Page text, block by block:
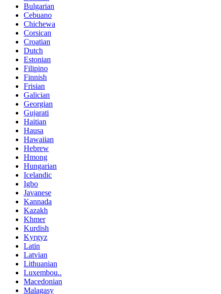
Bulgarian
Cebuano
Chichewa
Corsican
Croatian
Dutch
Estonian
Filipino
Finnish
Frisian
Galician
Georgian
Gujarati
Haitian
Hausa
Hawaiian
Hebrew
Hmong
Hungarian
Icelandic
Igbo
Javanese
Kannada
Kazakh
Khmer
Kurdish
Kyrgyz
Latin
Latvian
Lithuanian
Luxembou..
Macedonian
Malagasy